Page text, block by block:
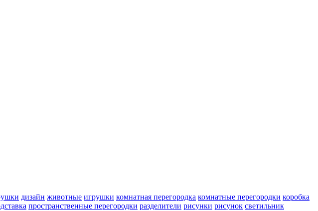
дизайн животные игрушки комнатная перегородка комнатные перегородки коробка
пространственные перегородки разделители рисунки рисунок светильник